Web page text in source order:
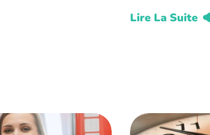
Lire La Suite